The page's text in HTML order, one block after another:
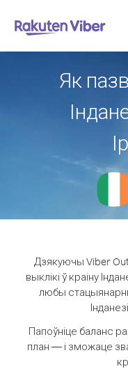
Як
Дзякуючы Viber
выклікі ў краіну
любы
Папоўніце баланс
план — і зможаце